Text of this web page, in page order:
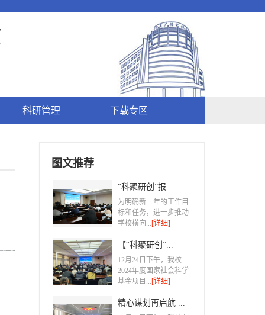
科研管理 下载专区
图文推荐
“科聚研创”报...
为明确新一年的工作目
标和任务，进一步推动
学校横向...[详细]
【“科聚研创”...
​12月24日下午，我校
2024年度国家社会科学
基金项目...[详细]
精心谋划再启航 ...